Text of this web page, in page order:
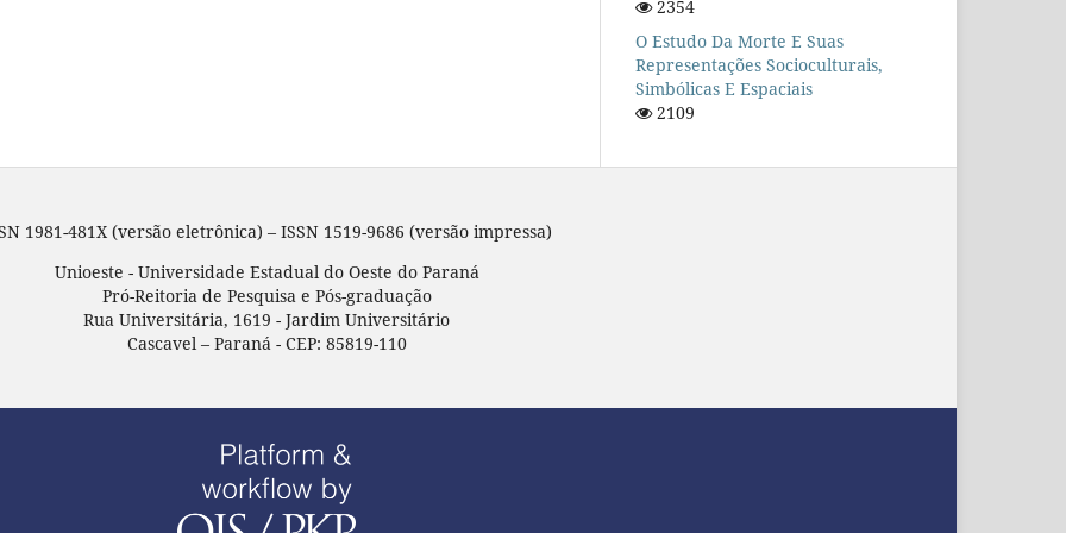
2354
O Estudo Da Morte E Suas
Representações Socioculturais,
Simbólicas E Espaciais
2109
1981-481X (versão eletrônica) – ISSN 1519-9686 (versão impressa)
Unioeste - Universidade Estadual do Oeste do Paraná
Pró-Reitoria de Pesquisa e Pós-graduação
Rua Universitária, 1619 - Jardim Universitário
Cascavel – Paraná - CEP: 85819-110